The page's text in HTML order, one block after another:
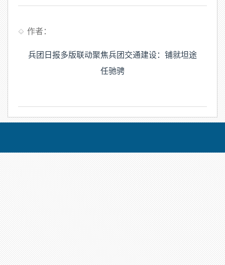
作者：
兵团日报多版联动聚焦兵团交通建设：铺就坦途
任驰骋